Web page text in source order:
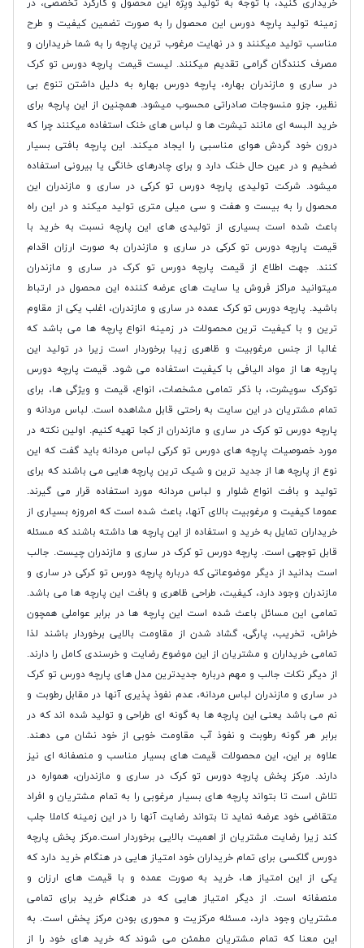
خریداری کنید، با توجه به تولید ویِژه این محصول و کارکرد تخصصی، در
زمینه تولید پارچه دورس این محصول را به صورت تضمین کیفیت و طرح
مناسب تولید میکنند و در نهایت مرغوب ترین پارچه را به شما خریداران و
مصرف کنندگان گرامی تقدیم میکنند. لیست قیمت پارچه دورس تو کرک
در ساری و مازندران بهاره، پارچه دورس بهاره به دلیل داشتن تنوع بی
نظیر، جزو منسوجات صادراتی محسوب میشود. همچنین از این پارچه برای
خرید البسه ای مانند تیشرت ها و لباس های خنک استفاده میکنند چرا که
درون خود گردش هوای مناسبی را ایجاد میکند. این پارچه بافتی بسیار
ضخیم و در عین حال خنک دارد و برای چادرهای خانگی یا بیرونی استفاده
میشود. شرکت تولیدی پارچه دورس تو کرکی در ساری و مازندران این
محصول را به بیست و هفت و سی میلی متری تولید میکند و در این راه
باعث شده است بسیاری از تولیدی های این پارچه نسبت به خرید با
قیمت پارچه دورس تو کرکی در ساری و مازندران به صورت ارزان اقدام
کنند. جهت اطلاع از قیمت پارچه دورس تو کرک در ساری و مازندران
میتوانید مراکز فروش یا سایت های عرضه کننده این محصول در ارتباط
باشید. پارچه دورس تو کرک عمده در ساری و مازندران، اغلب یکی از مقاوم
ترین و با کیفیت ترین محصولات در زمینه انواع پارچه ها می باشد که
غالبا از جنس مرغوبیت و ظاهری زیبا برخوردار است زیرا در تولید این
پارچه ها از مواد الیافی با کیفیت استفاده می شود. قیمت پارچه دورس
توکرک سویشرت، با ذکر تمامی مشخصات، انواع، قیمت و ویژگی ها، برای
تمام مشتریان در این سایت به راحتی قابل مشاهده است. لباس مردانه و
پارچه دورس تو کرک در ساری و مازندران از کجا تهیه کنیم. اولین نکته در
مورد خصوصیات پارچه های دورس تو کرکی لباس مردانه باید گفت که این
نوع از پارچه ها از جدید ترین و شیک ترین پارچه هایی می باشند که برای
تولید و بافت انواع شلوار و لباس مردانه مورد استفاده قرار می گیرند.
عموما کیفیت و مرغوبیت بالای آنها، باعث شده است که امروزه بسیاری از
خریداران تمایل به خرید و استفاده از این پارچه ها داشته باشند که مسئله
قابل توجهی است. پارچه دورس تو کرک در ساری و مازندران چیست. جالب
است بدانید از دیگر موضوعاتی که درباره پارچه دورس تو کرکی در ساری و
مازندران وجود دارد، کیفیت، طراحی ظاهری و بافت این پارچه ها می باشد.
تمامی این مسائل باعث شده است این پارچه ها در برابر عواملی همچون
خراش، تخریب، پارگی، گشاد شدن از مقاومت بالایی برخوردار باشند لذا
تمامی خریداران و مشتریان از این موضوع رضایت و خرسندی کامل را دارند.
از دیگر نکات جالب و مهم درباره جدیدترین مدل های پارچه دورس تو کرک
در ساری و مازندران لباس مردانه، عدم نفوذ پذیری آنها در مقابل رطوبت و
نم می باشد یعنی این پارچه ها به گونه ای طراحی و تولید شده اند که در
برابر هر گونه رطوبت و نفوذ آب مقاومت خوبی از خود نشان می دهند.
علاوه بر این، این محصولات قیمت های بسیار مناسب و منصفانه ای نیز
دارند. مرکز پخش پارچه دورس تو کرک در ساری و مازندران، همواره در
تلاش است تا بتواند پارچه های بسیار مرغوبی را به تمام مشتریان و افراد
متقاضی خود عرضه نماید تا بتواند رضایت آنها را در این زمینه کاملا جلب
کند زیرا رضایت مشتریان از اهمیت بالایی برخوردار است.مرکز پخش پارچه
دورس گلکسی برای تمام خریداران خود امتیاز هایی در هنگام خرید دارد که
یکی از این امتیاز ها، خرید به صورت عمده و با قیمت های ارزان و
منصفانه است. از دیگر امتیاز هایی که در هنگام خرید برای تمامی
مشتریان وجود دارد، مسئله مرکزیت و محوری بودن مرکز پخش است. به
این معنا که تمام مشتریان مطمئن می شوند که خرید های خود را از